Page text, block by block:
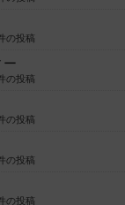
の投稿
ー
の投稿
の投稿
の投稿
の投稿